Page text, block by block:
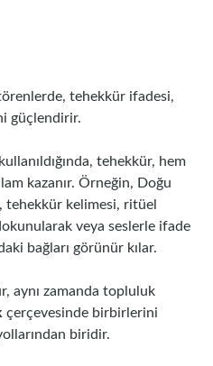
tehekkür ifadesi,
güçlendirir.
tehekkür, hem
kazanır. Örneğin, Doğu
tehekkür kelimesi, ritüel
veya seslerle ifade
bağları görünür kılar.
aynı zamanda topluluk
çerçevesinde birbirlerini
biridir.